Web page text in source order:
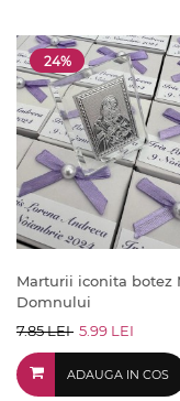
24%
Marturii iconita botez
Domnului
7.85 LEI 5.99 LEI
ADAUGA IN COS